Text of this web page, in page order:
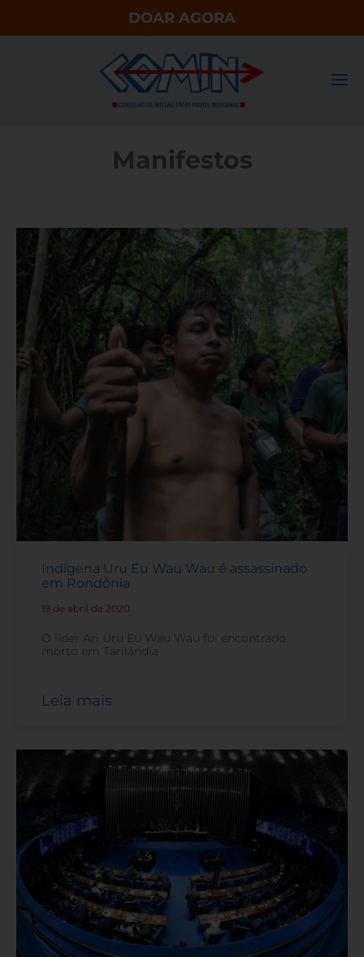
DOAR AGORA
Manifestos
Indígena Uru Eu Wau Wau é assassinado
em Rondônia
19 de abril de 2020
O líder Ari Uru Eu Wau Wau foi encontrado
morto em Tarilândia
Leia mais